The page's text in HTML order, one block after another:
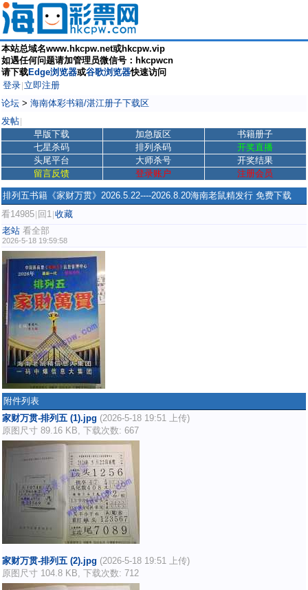
本站总域名www.hkcpw.net或hkcpw.vip
如遇任何问题请加管理员微信号：hkcpwcn
请下载Edge浏览器或谷歌浏览器快速访问
登录 立即注册
论坛 > 海南体彩书籍/湛江册子下载区
发帖
早版下载 加急版区
书籍册子
七星杀码
排列杀码
开奖直播
头尾平台
大师杀号
开奖结果
留言反馈
登录账户 注册会员
排列五书籍《家财万贯》2026.5.22----2026.8.20海南老鼠精发行 免费下载
看14985 回1 收藏
老站 看全部
2026-5-18 19:59:58
附件列表
家财万贯-排列五 (1).jpg (2026-5-18 19:51 上传)
原图尺寸 89.16 KB, 下载次数: 667
家财万贯-排列五 (2).jpg (2026-5-18 19:51 上传)
原图尺寸 104.8 KB, 下载次数: 712